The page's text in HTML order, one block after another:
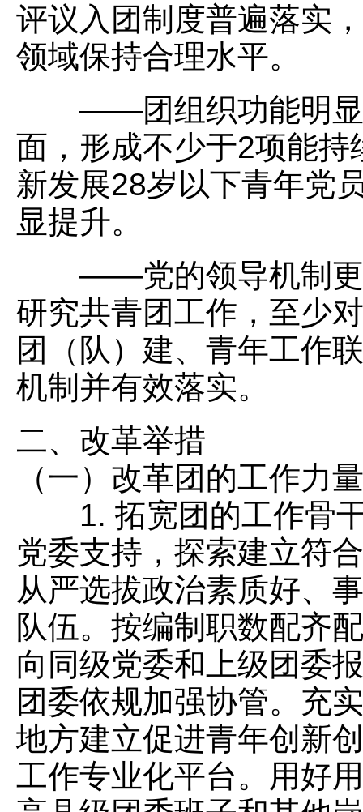
评议入团制度普遍落实
领域保持合理水平。
——团组织功能明显增
面，形成不少于2项能
新发展28岁以下青年党
显提升。
——党的领导机制更加
研究共青团工作，至少
团（队）建、青年工作
机制并有效落实。
二、改革举措
（一）改革团的工作力
1. 拓宽团的工作骨干
党委支持，探索建立符
从严选拔政治素质好、
队伍。按编制职数配齐
向同级党委和上级团委
团委依规加强协管。充
地方建立促进青年创新
工作专业化平台。用好